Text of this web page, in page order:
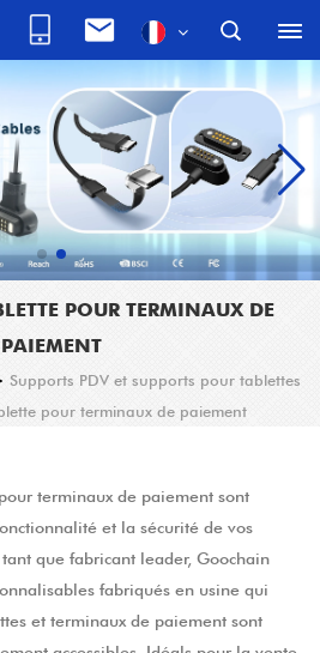
POUR TERMINAUX DE
PAIEMENT
Supports PDV et supports pour tablettes
pour terminaux de paiement
terminaux de paiement sont
et la sécurité de vos
que fabricant leader, Goochain
fabriqués en usine qui
et terminaux de paiement sont